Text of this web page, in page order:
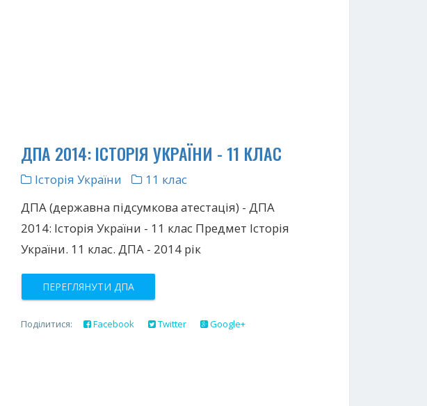
ДПА 2014: ІСТОРІЯ УКРАЇНИ - 11 КЛАС
Історія України
11 клас
ДПА (державна підсумкова атестація) - ДПА
2014: Історія України - 11 клас Предмет Історія
України. 11 клас. ДПА - 2014 рік
ПЕРЕГЛЯНУТИ ДПА
Поділитися: Facebook Twitter Google+